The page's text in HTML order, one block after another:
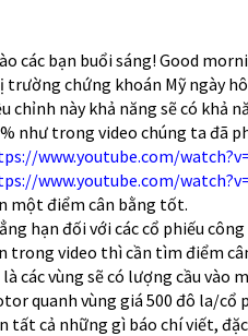
các bạn buổi sáng! Good
trường chứng khoán Mỹ ngày
chỉnh này khả năng sẽ có khả
như trong video chúng ta đã
www.youtube.com/
www.youtube.com/
một điểm cân bằng tốt.
hạn đối với các cổ phiếu
trong video thì cần tìm điểm
các vùng sẽ có lượng cầu vào
quanh vùng giá 500 đô la/cổ
tất cả những gì báo chí viết,